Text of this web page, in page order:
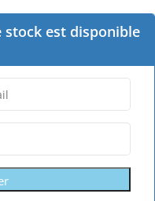
stock est disponible